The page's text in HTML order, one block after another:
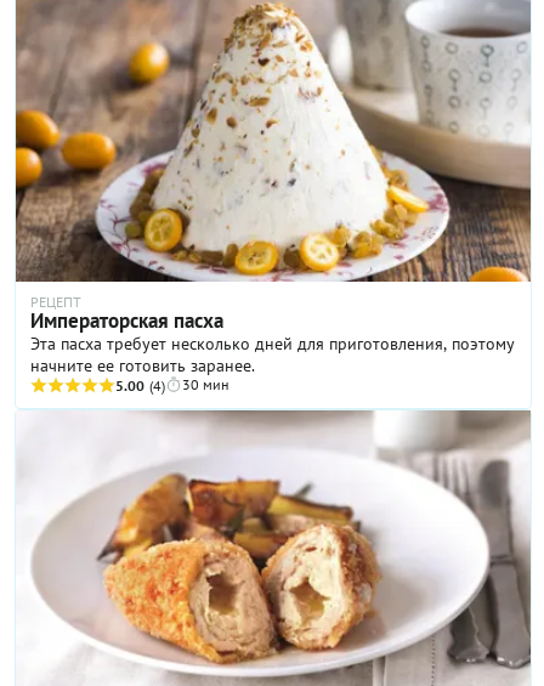
РЕЦЕПТ
Императорская пасха
Эта пасха требует несколько дней для приготовления, поэтому
начните ее готовить заранее.
5.00 (4) 30 мин